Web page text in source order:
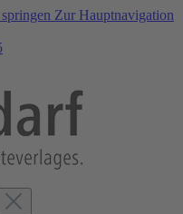
Zur Hauptnavigation